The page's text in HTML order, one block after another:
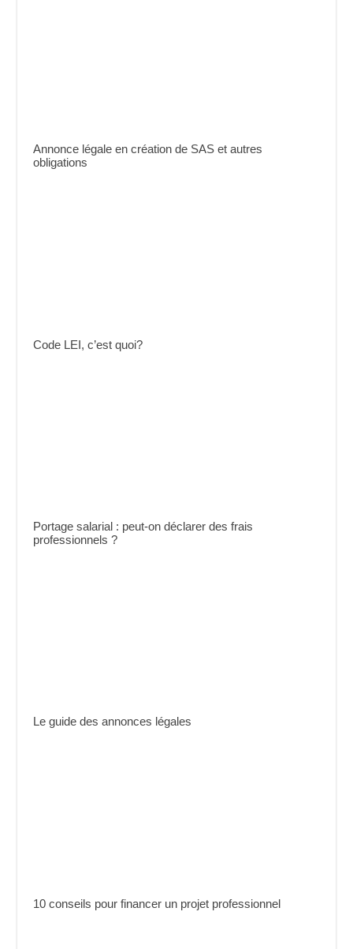
Annonce légale en création de SAS et autres
obligations
Code LEI, c’est quoi?
Portage salarial : peut-on déclarer des frais
professionnels ?
Le guide des annonces légales
10 conseils pour financer un projet professionnel